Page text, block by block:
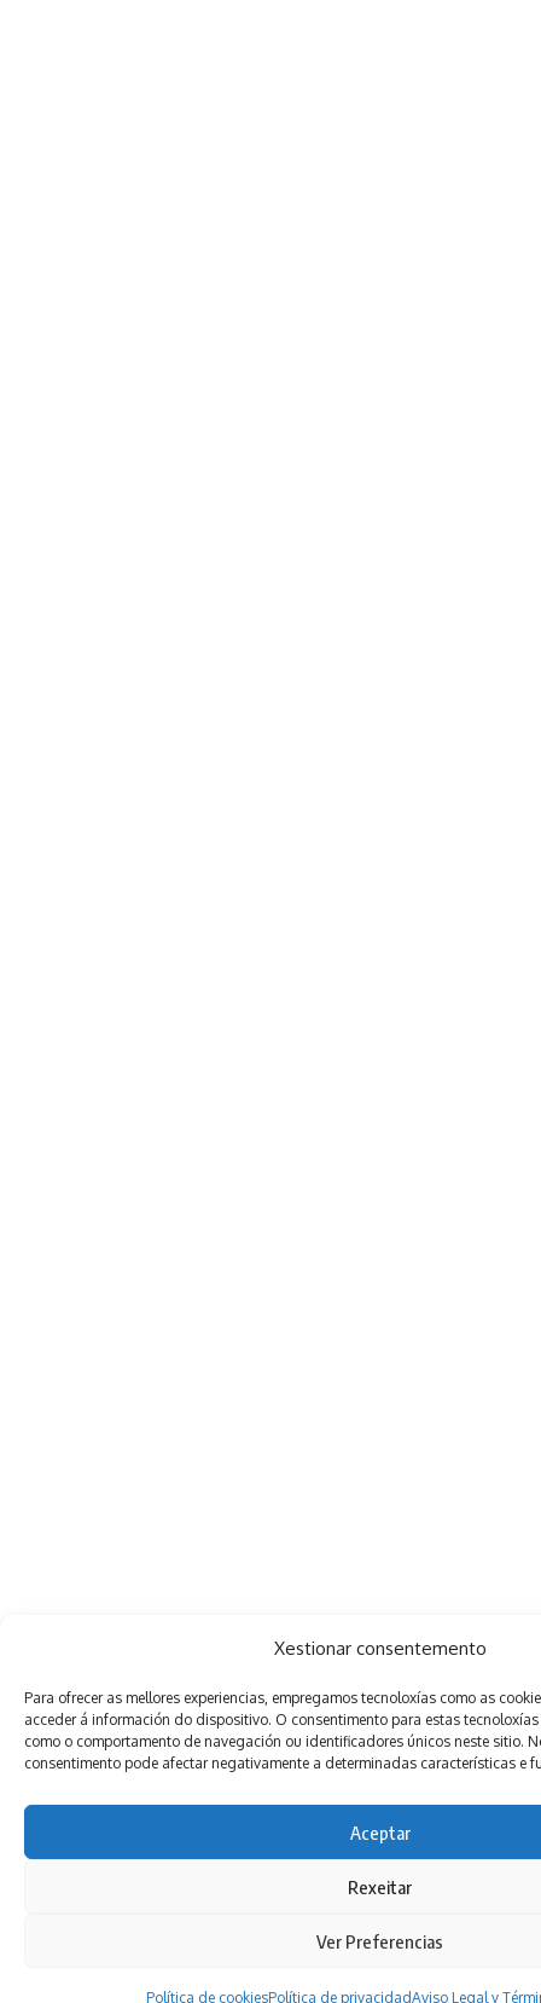
Xestionar consentemento
Para ofrecer as mellores experiencias, empregamos tecnoloxías como as
acceder á información do dispositivo. O consentimento para estas
como o comportamento de navegación ou identificadores únicos neste sitio.
consentimento pode afectar negativamente a determinadas características e
Aceptar
Rexeitar
Ver Preferencias
Política de cookiesPolítica de privacidadAviso Legal y